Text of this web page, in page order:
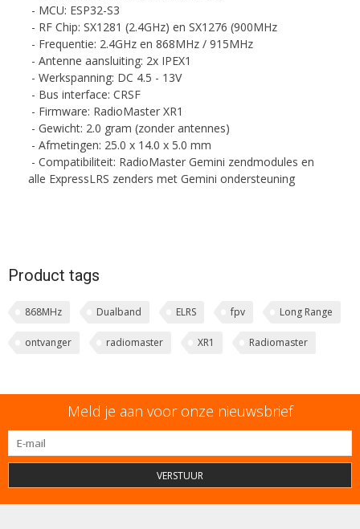
- MCU: ESP32-S3
- RF Chip: SX1281 (2.4GHz) en SX1276 (900MHz
- Frequentie: 2.4GHz en 868MHz / 915MHz
- Antenne aansluiting: 2x IPEX1
- Werkspanning: DC 4.5 - 13V
- Bus interface: CRSF
- Firmware: RadioMaster XR1
- Gewicht: 2.0 gram (zonder antennes)
- Afmetingen: 25.0 x 14.0 x 5.0 mm
- Compatibiliteit: RadioMaster Gemini zendmodules en
alle ExpressLRS zenders met Gemini ondersteuning
Product tags
868MHz Dualband ELRS fpv Long Range
ontvanger radiomaster XR1 Radiomaster
Meld je aan voor onze nieuwsbrief
VERSTUUR